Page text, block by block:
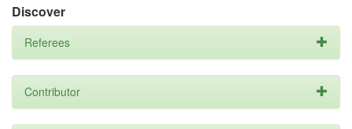
Discover
Referees
Contributor